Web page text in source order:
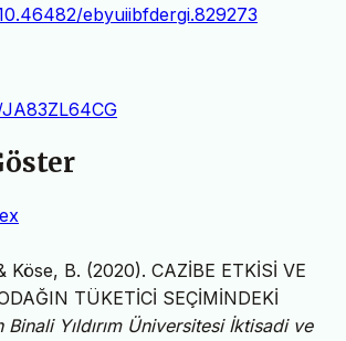
ebyuiibfdergi.829273
Köse, B. (2020). CAZİBE ETKİSİ VE
TÜKETİCİ SEÇİMİNDEKİ
Binali Yıldırım Üniversitesi İktisadi ve